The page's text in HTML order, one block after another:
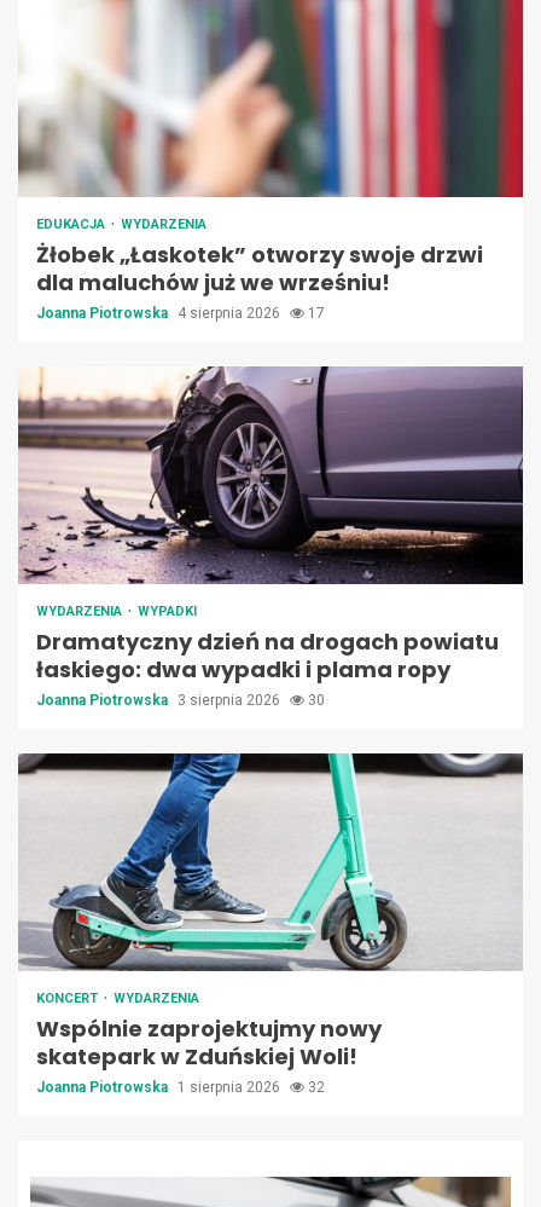
EDUKACJA WYDARZENIA
Żłobek „Łaskotek” otworzy swoje drzwi
dla maluchów już we wrześniu!
Joanna Piotrowska 4 sierpnia 2026 17
WYDARZENIA WYPADKI
Dramatyczny dzień na drogach powiatu
łaskiego: dwa wypadki i plama ropy
Joanna Piotrowska 3 sierpnia 2026 30
KONCERT WYDARZENIA
Wspólnie zaprojektujmy nowy
skatepark w Zduńskiej Woli!
Joanna Piotrowska 1 sierpnia 2026 32